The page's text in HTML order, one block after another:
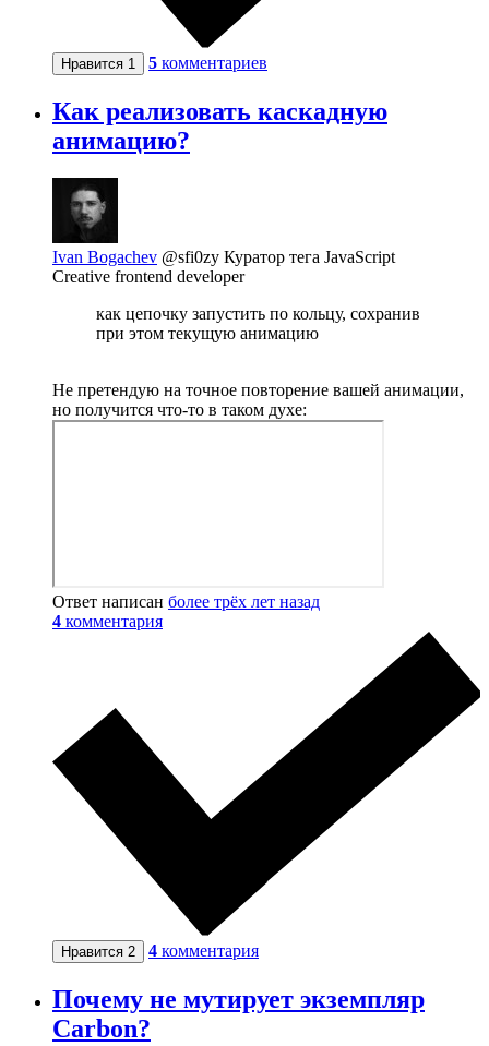
Нравится 1 5 комментариев
Как реализовать каскадную
анимацию?
Ivan Bogachev @sfi0zy Куратор тега JavaScript
Creative frontend developer
как цепочку запустить по кольцу, сохранив
при этом текущую анимацию
Не претендую на точное повторение вашей анимации,
но получится что-то в таком духе:
Ответ написан более трёх лет назад
4 комментария
Нравится 2 4 комментария
Почему не мутирует экземпляр
Carbon?